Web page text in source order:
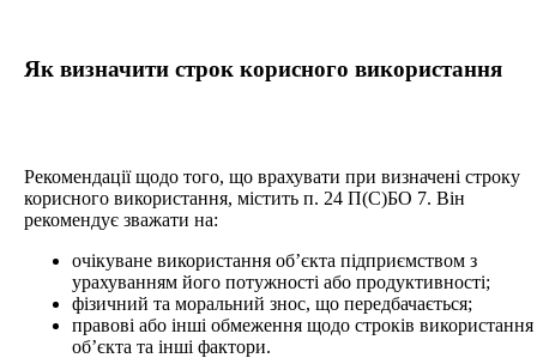
Як визначити строк корисного використання
Рекомендації щодо того, що врахувати при визначені строку
корисного використання, містить п. 24 П(С)БО 7. Він
рекомендує зважати на:
очікуване використання об’єкта підприємством з
урахуванням його потужності або продуктивності;
фізичний та моральний знос, що передбачається;
правові або інші обмеження щодо строків використання
об’єкта та інші фактори.